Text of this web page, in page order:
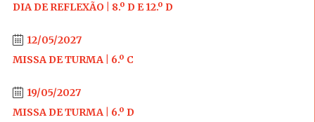
DIA DE REFLEXÃO | 8.º D E 12.º D
12/05/2027
MISSA DE TURMA | 6.º C
19/05/2027
MISSA DE TURMA | 6.º D